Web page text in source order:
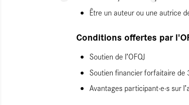
Être un auteur ou une autrice
Conditions offertes par
Soutien de l’OFQJ
Soutien financier forfaitaire de
Avantages participant·e·s sur